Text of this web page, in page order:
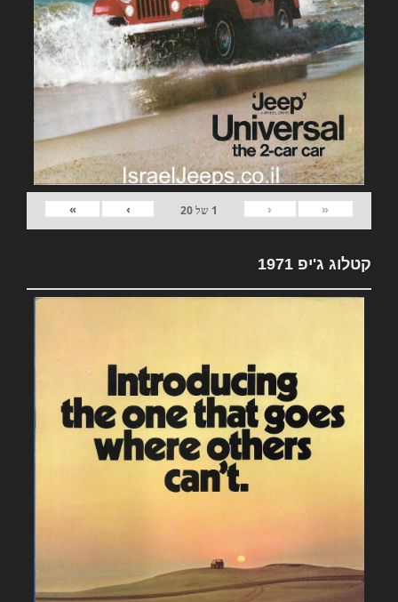
«
‹
1 של20
›
»
קטלוג ג'יפ 1971